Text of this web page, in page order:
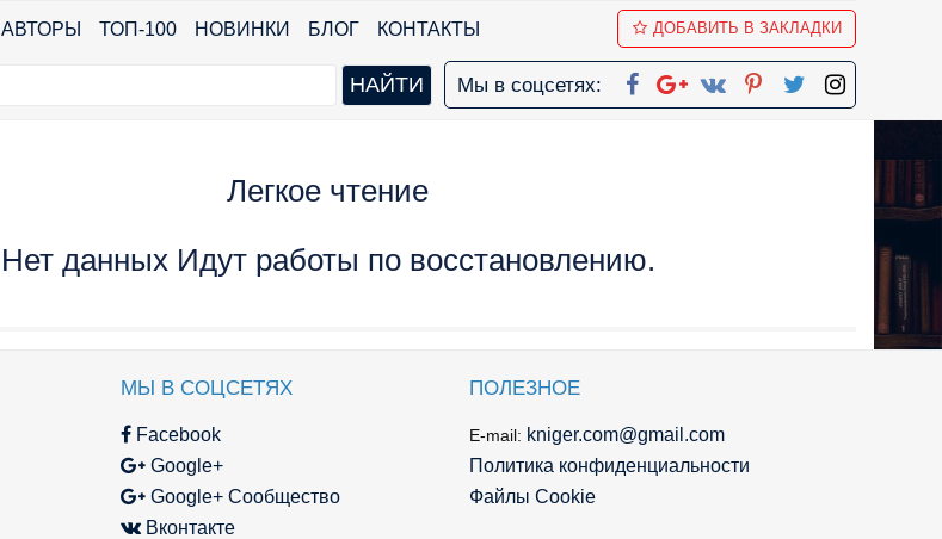
АВТОРЫ ТОП-100 НОВИНКИ БЛОГ КОНТАКТЫ ДОБАВИТЬ В ЗАКЛАДКИ
Мы в соцсетях:
Легкое чтение
Нет данных Идут работы по восстановлению.
МЫ В СОЦСЕТЯХ
Facebook
Google+
Google+ Сообщество
Вконтакте
ПОЛЕЗНОЕ
E-mail: kniger.com@gmail.com
Политика конфиденциальности
Файлы Cookie